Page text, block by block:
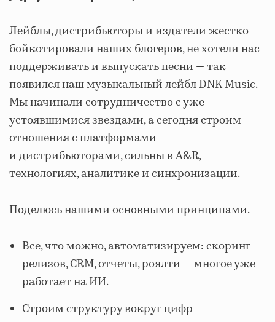
Лейблы, дистрибьюторы и издатели жестко
бойкотировали наших блогеров, не хотели нас
поддерживать и выпускать песни — так
появился наш музыкальный лейбл DNK Music.
Мы начинали сотрудничество с уже
устоявшимися звездами, а сегодня строим
отношения с платформами
и дистрибьюторами, сильны в A&R,
технологиях, аналитике и синхронизации.
Поделюсь нашими основными принципами.
Все, что можно, автоматизируем: скоринг
релизов, CRM, отчеты, роялти — многое уже
работает на ИИ.
Строим структуру вокруг цифр